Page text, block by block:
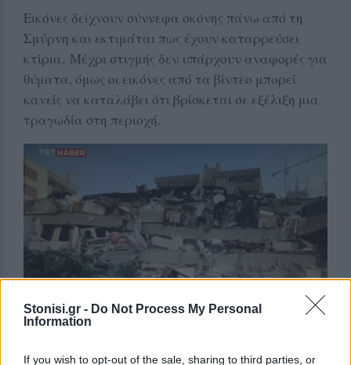
Stonisi.gr - Do Not Process My Personal
Information
If you wish to opt-out of the sale, sharing to third parties, or
Εικόνες δείχνουν σύννεφα σκόνης πάνω από τη
Σμύρνη και εκτιμάται πως έχουν καταρρεύσει
κτίρια. Μέχρι στιγμής δεν υπάρχουν αναφορές για
θύματα, όμως οι εικόνες από τα βίντεο μπορεί
κανείς να καταλάβει ότι βρίσκεται σε εξέλιξη μια
τραγωδία στη περιοχή.